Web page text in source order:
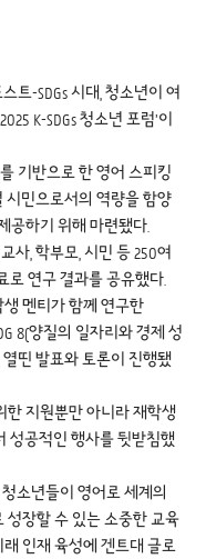
트-SDGs 시대, 청소년이 여
K-SDGs 청소년 포럼’이
기반으로 한 영어 스피킹
시민으로서의 역량을 함양
공하기 위해 마련됐다.
사, 학부모, 시민 등 250여
로 연구 결과를 공유했다.
생 멘티가 함께 연구한
8(양질의 일자리와 경제 성
띤 발표와 토론이 진행됐
지원뿐만 아니라 재학생
성공적인 행사를 뒷받침했
소년들이 영어로 세계의
장할 수 있는 소중한 교육
인재 육성에 겐트대 글로